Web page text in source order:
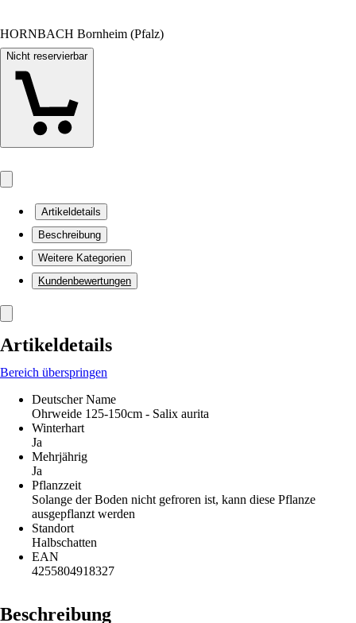
HORNBACH Bornheim (Pfalz)
Nicht reservierbar
Artikeldetails
Beschreibung
Weitere Kategorien
Kundenbewertungen
Artikeldetails
Bereich überspringen
Deutscher Name
Ohrweide 125-150cm - Salix aurita
Winterhart
Ja
Mehrjährig
Ja
Pflanzzeit
Solange der Boden nicht gefroren ist, kann diese Pflanze
ausgepflanzt werden
Standort
Halbschatten
EAN
4255804918327
Beschreibung